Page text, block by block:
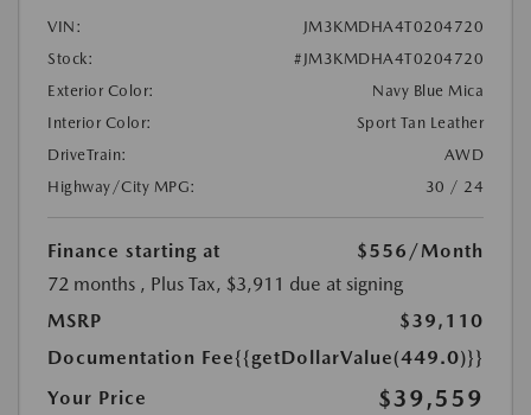
VIN:
JM3KMDHA4T0204720
Stock:
#JM3KMDHA4T0204720
Exterior Color:
Navy Blue Mica
Interior Color:
Sport Tan Leather
DriveTrain:
AWD
Highway/City MPG:
30 / 24
Finance starting at $556 /Month
72 months , Plus Tax, $3,911 due at signing
MSRP
$39,110
Documentation Fee{{getDollarValue(449.0)}}
Your Price
$39,559